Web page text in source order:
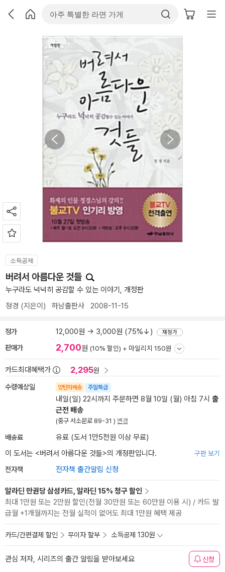
소득공제
버려서 아름다운 것들
누구라도 넉넉히 공감할 수 있는 이야기, 개정판
정경 (지은이) 하남출판사 2008-11-15
정가 12,000원 → 3,000원 (75%↓) 재정가
판매가 2,700원 (10% 할인) + 마일리지 150원
카드최대혜택가 2,295원
수령예상일 양탄자배송 주말특급
내일(일) 22시까지 주문하면 8월 10일 (월) 아침 7시 출
근전 배송
(중구 서소문로 89-31 ) 변경
배송료
유료 (도서 1만5천원 이상 무료)
이 도서는 <버려서 아름다운 것들>의 개정판입니다. 구판 보기
전자책 전자책 출간알림 신청
알라딘 만권당 삼성카드, 알라딘 15% 청구 할인
최대 1만원 또는 2만원 할인(전월 30만원 또는 60만원 이용 시) / 카드 발
급월 +1개월까지는 전월 실적이 없어도 최대 1만원 혜택 제공
카드/간편결제 할인 무이자 할부 소득공제 130원
관심 저자, 시리즈의 출간 알림을 받아보세요 신청